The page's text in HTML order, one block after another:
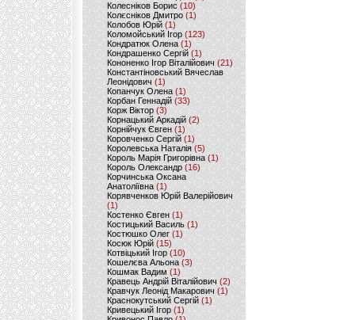
Колесніков Борис (10)
Колєсніков Дмитро (1)
Колобов Юрій (1)
Коломойський Ігор (123)
Кондратюк Олена(1)
Кондрашенко Сергій (1)
Кононенко Ігор Віталійович (21)
Константіновський Вячеслав
Леонідович (1)
Копанчук Олена (1)
Корбан Геннадій (33)
Корж Віктор (3)
Корнацький Аркадій (2)
Корнійчук Євген (1)
Коровченко Сергій (1)
Королевська Наталія(5)
Король Марія Григорівна (1)
Король Олександр (16)
Корчинська Оксана
Анатоліївна (1)
Корявченков Юрій Валерійович
(1)
Костенко Євген (1)
Костицький Василь (1)
Костюшко Олег (1)
Косюк Юрій (15)
Котвіцький Ігор (10)
Кошелєва Альона(3)
Кошмак Вадим (1)
Кравець Андрій Віталійович (2)
Кравчук Леонід Макарович (1)
Краснокутський Сергій (1)
Кривецький Ігор (1)